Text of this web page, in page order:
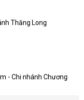
Thăng Long
- Chi nhánh Chương